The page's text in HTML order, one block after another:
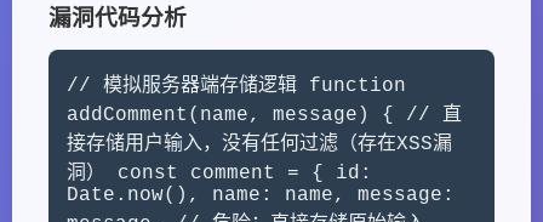
漏洞代码分析
// 模拟服务器端存储逻辑 function
addComment(name, message) { // 直
接存储用户输入，没有任何过滤（存在XSS漏
洞） const comment = { id:
Date.now(), name: name, message: